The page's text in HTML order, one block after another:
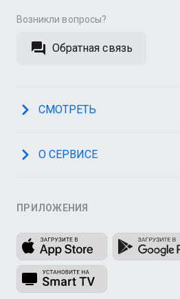
Возникли вопросы?
Обратная связь
СМОТРЕТЬ
О СЕРВИСЕ
ПРИЛОЖЕНИЯ